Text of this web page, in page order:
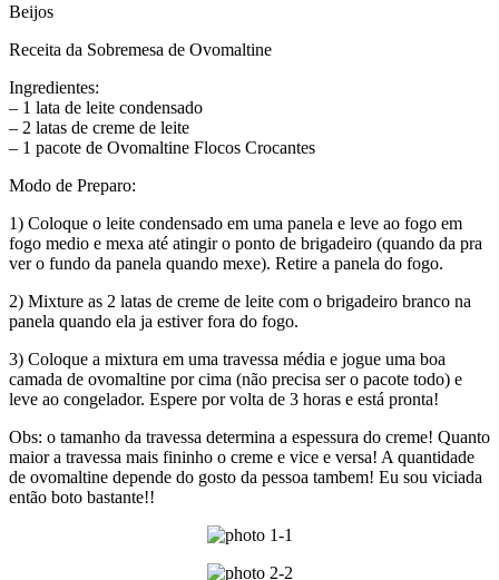
Beijos
Receita da Sobremesa de Ovomaltine
Ingredientes:
– 1 lata de leite condensado
– 2 latas de creme de leite
– 1 pacote de Ovomaltine Flocos Crocantes
Modo de Preparo:
1) Coloque o leite condensado em uma panela e leve ao fogo em
fogo medio e mexa até atingir o ponto de brigadeiro (quando da pra
ver o fundo da panela quando mexe). Retire a panela do fogo.
2) Mixture as 2 latas de creme de leite com o brigadeiro branco na
panela quando ela ja estiver fora do fogo.
3) Coloque a mixtura em uma travessa média e jogue uma boa
camada de ovomaltine por cima (não precisa ser o pacote todo) e
leve ao congelador. Espere por volta de 3 horas e está pronta!
Obs: o tamanho da travessa determina a espessura do creme! Quanto
maior a travessa mais fininho o creme e vice e versa! A quantidade
de ovomaltine depende do gosto da pessoa tambem! Eu sou viciada
então boto bastante!!